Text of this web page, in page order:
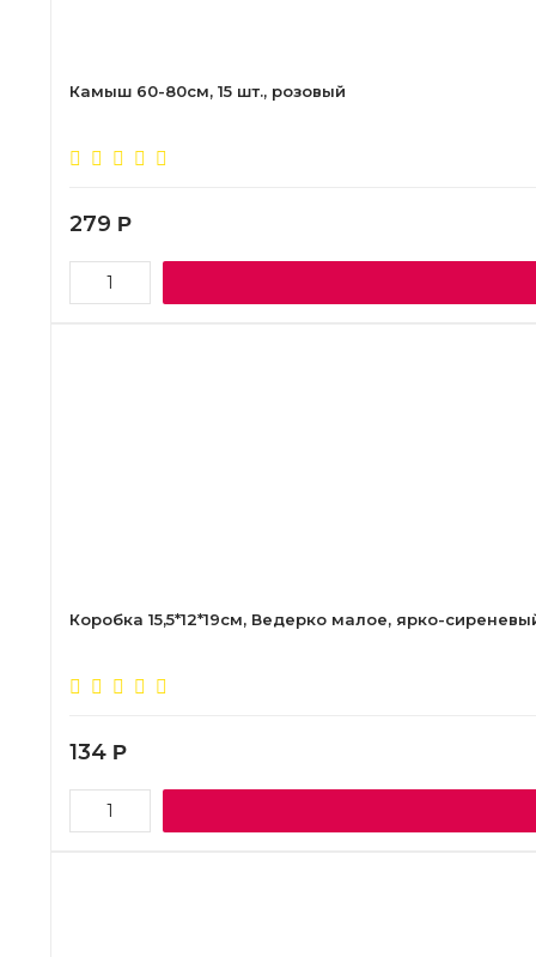
Камыш 60-80см, 15 шт., розовый
279 Р
Коробка 15,5*12*19см, Ведерко малое, ярко-
134 Р